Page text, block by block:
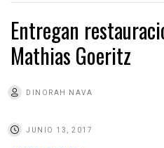
Entregan
Mathias Goeritz
DINORAH NAVA
JUNIO 13, 2017